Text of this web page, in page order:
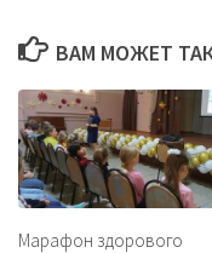
ВАМ МОЖЕТ
Марафон здорового